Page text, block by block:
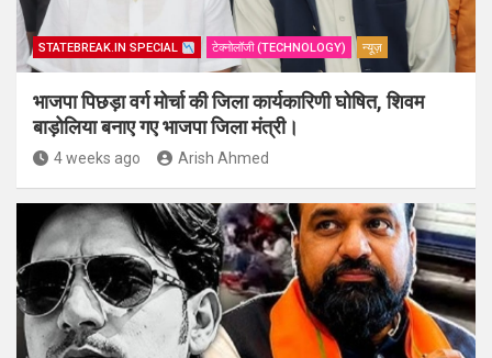
STATEBREAK.IN SPECIAL टेक्नोलॉजी (TECHNOLOGY) न्यूज़
भाजपा पिछड़ा वर्ग मोर्चा की जिला कार्यकारिणी घोषित, शिवम
बाड़ोलिया बनाए गए भाजपा जिला मंत्री।
4 weeks ago Arish Ahmed